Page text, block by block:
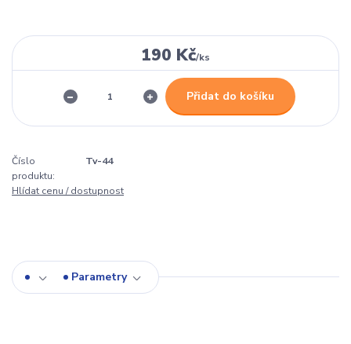
190 Kč/ks
Přidat do košíku
Číslo
produktu:
Tv-44
Hlídat cenu / dostupnost
Parametry